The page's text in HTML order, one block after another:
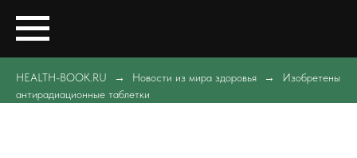
HEALTH-BOOK.RU Новости из мира здоровья
Изобретены
антирадиационные таблетки